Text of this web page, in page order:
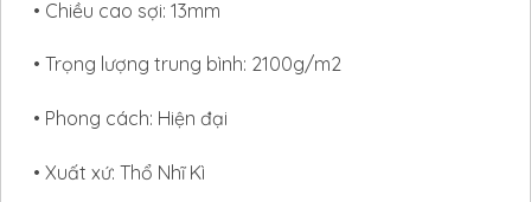
• Chiều cao sợi: 13mm
• Trọng lượng trung bình: 2100g/m2
• Phong cách: Hiện đại
• Xuất xứ: Thổ Nhĩ Kì